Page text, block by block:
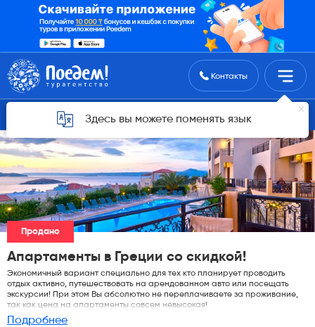
Поиск туровКонтакты
Здесь вы можете поменять язык
Горящие туры для Астаны
Продано
Апартаменты в Греции со скидкой!
Экономичный вариант специально для тех кто планирует проводить
отдых активно, путешествовать на арендованном авто или посещать
экскурсии! При этом Вы абсолютно не переплачиваете за проживание,
так как цена на апартаменты совсем невысокая!
Подробнее